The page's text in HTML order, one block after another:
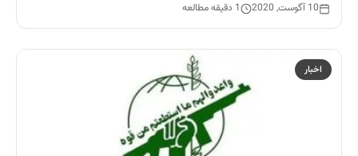
10 آگوست, 2020 1 دقیقه مطالعه
اخبار